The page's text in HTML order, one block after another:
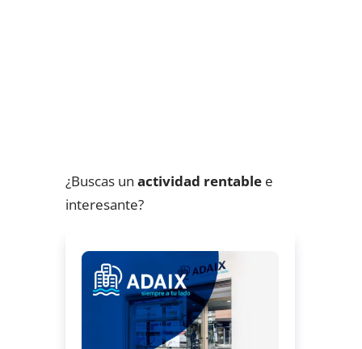
¿Buscas un actividad rentablee
interesante?